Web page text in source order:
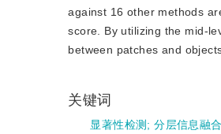
against 16 other methods
score. By utilizing the mid-
between patches and
关键词
显著性检测 ;分层信息融合